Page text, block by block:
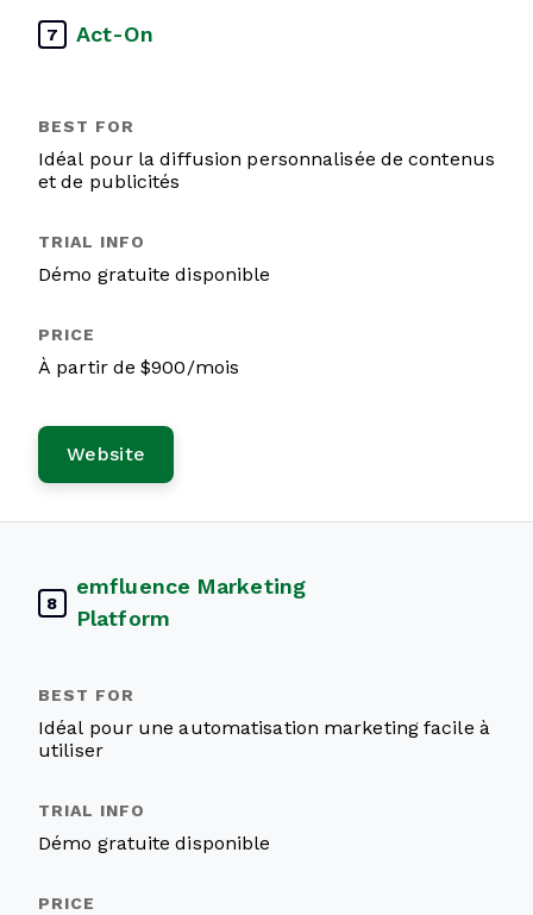
7 Act-On
Idéal pour la diffusion personnalisée de contenus
et de publicités
Démo gratuite disponible
À partir de $900/mois
Website
8
emfluence Marketing
Platform
Idéal pour une automatisation marketing facile à
utiliser
Démo gratuite disponible